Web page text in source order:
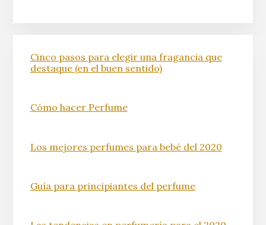
Cinco pasos para elegir una fragancia que
destaque (en el buen sentido)
Cómo hacer Perfume
Los mejores perfumes para bebé del 2020
Guía para principiantes del perfume